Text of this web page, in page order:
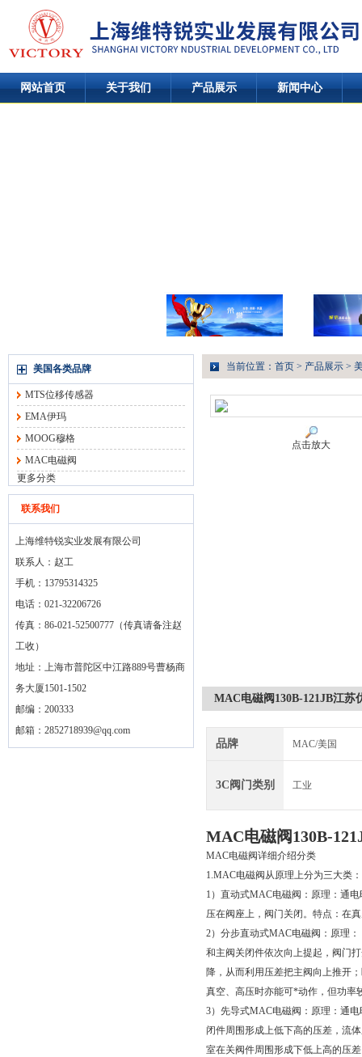
网站首页 关于我们 产品展示 新闻中心
美国各类品牌
MTS位移传感器
EMA伊玛
MOOG穆格
MAC电磁阀
更多分类
联系我们
上海维特锐实业发展有限公司
联系人：赵工
手机：13795314325
电话：021-32206726
传真：86-021-52500777（传真请备注赵
工收）
地址：上海市普陀区中江路889号曹杨商
务大厦1501-1502
邮编：200333
邮箱： 2852718939@qq.com
当前位置： 首页 > 产品展示 >
点击放大
MAC电磁阀130B-121JB江苏
品牌 MAC/美国
3C阀门类别 工业
MAC电磁阀130B-
MAC电磁阀详细介绍分类
1.MAC电磁阀从原理上分为三大类：
1）直动式MAC电磁阀：原理：通
压在阀座上，阀门关闭。特点：在
2）分步直动式MAC电磁阀：原理
和主阀关闭件依次向上提起，阀门
降，从而利用压差把主阀向上推开
真空、高压时亦能可*动作，但功率
3）先导式MAC电磁阀：原理：通
闭件周围形成上低下高的压差，流
室在关阀件周围形成下低上高的压